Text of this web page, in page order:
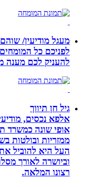
מעגל מודיעין/ שוהם
לפניכם כל המומחים
להעניק לכם מענה
גיל חן תיווך
אלפא נכסים, מודיעין,
אופי שונה כמשרד תיווך
ממזריות ובולטות בשוק
העל היא להוביל את
וביושרה לאורך מסלול
רצונו המלאה.